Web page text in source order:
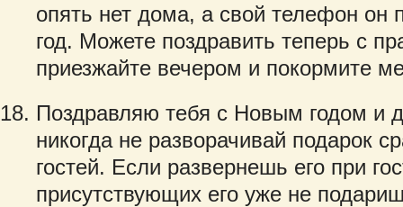
опять нет дома, а свой телефон
год. Можете поздравить теперь с
приезжайте вечером и покормите
Поздравляю тебя с Новым годом и
никогда не разворачивай подарок
гостей. Если развернешь его при
присутствующих его уже не